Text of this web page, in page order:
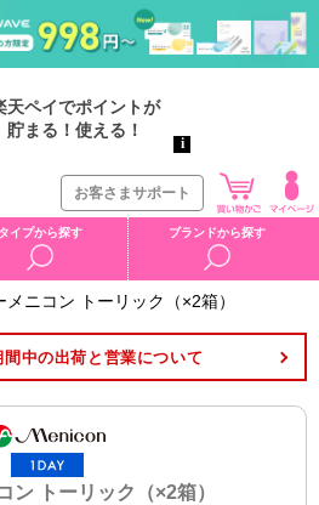
お客さまサポート
タイプから探す ブランドから探す
メニコン トーリック（×2箱）
中の出荷と営業について
ン トーリック（×2箱）